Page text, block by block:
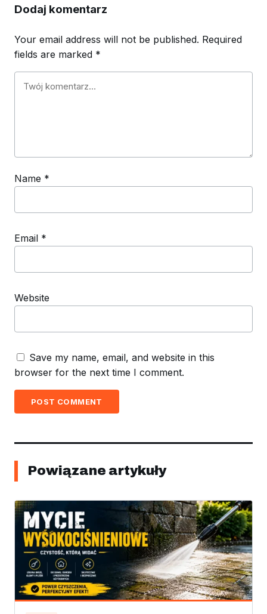
Dodaj komentarz
Your email address will not be published. Required
fields are marked *
Name *
Email *
Website
Save my name, email, and website in this
browser for the next time I comment.
POST COMMENT
Powiązane artykuły